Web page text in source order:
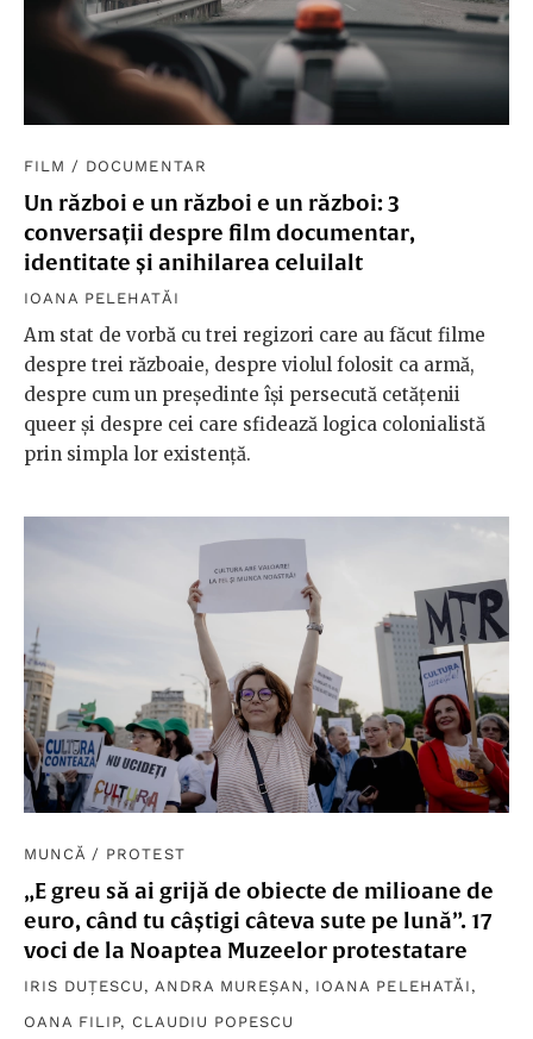
FILM / DOCUMENTAR
Un război e un război e un război: 3
conversații despre film documentar,
identitate și anihilarea celuilalt
IOANA PELEHATĂI
Am stat de vorbă cu trei regizori care au făcut filme
despre trei războaie, despre violul folosit ca armă,
despre cum un președinte își persecută cetățenii
queer și despre cei care sfidează logica colonialistă
prin simpla lor existență.
MUNCĂ / PROTEST
„E greu să ai grijă de obiecte de milioane de
euro, când tu câștigi câteva sute pe lună”. 17
voci de la Noaptea Muzeelor protestatare
IRIS DUȚESCU , ANDRA MUREȘAN , IOANA PELEHATĂI ,
OANA FILIP, CLAUDIU POPESCU